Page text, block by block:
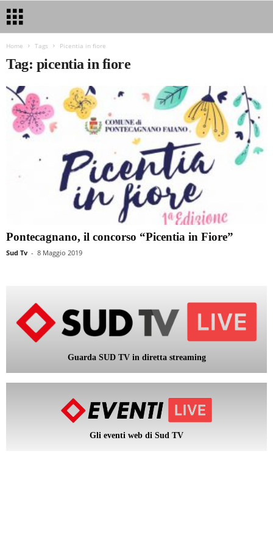
Home Tags Picentia in fiore
Tag: picentia in fiore
Pontecagnano, il concorso “Picentia in Fiore”
Sud Tv - 8 Maggio 2019
Guarda SUD TV in diretta streaming
Gli eventi web di Sud TV